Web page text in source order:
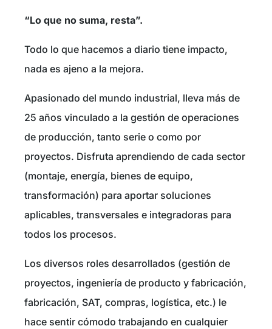
“Lo que no suma, resta”.
Todo lo que hacemos a diario tiene impacto,
nada es ajeno a la mejora.
Apasionado del mundo industrial, lleva más de
25 años vinculado a la gestión de operaciones
de producción, tanto serie o como por
proyectos. Disfruta aprendiendo de cada sector
(montaje, energía, bienes de equipo,
transformación) para aportar soluciones
aplicables, transversales e integradoras para
todos los procesos.
Los diversos roles desarrollados (gestión de
proyectos, ingeniería de producto y fabricación,
fabricación, SAT, compras, logística, etc.) le
hace sentir cómodo trabajando en cualquier